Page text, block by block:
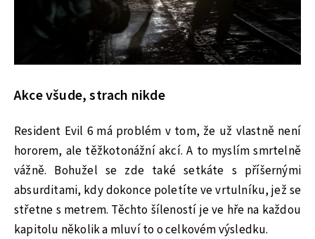
Akce všude, strach nikde
Resident Evil 6 má problém v tom, že už vlastně není
hororem, ale těžkotonážní akcí. A to myslím smrtelně
vážně. Bohužel se zde také setkáte s příšernými
absurditami, kdy dokonce poletíte ve vrtulníku, jež se
střetne s metrem. Těchto šíleností je ve hře na každou
kapitolu několik a mluví to o celkovém výsledku.